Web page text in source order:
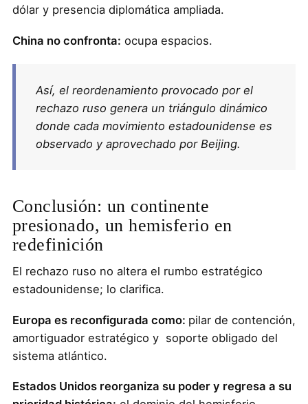
dólar y presencia diplomática ampliada.
China no confronta: ocupa espacios.
Así, el reordenamiento provocado por el
rechazo ruso genera un triángulo dinámico
donde cada movimiento estadounidense es
observado y aprovechado por Beijing.
Conclusión: un continente
presionado, un hemisferio en
redefinición
El rechazo ruso no altera el rumbo estratégico
estadounidense; lo clarifica.
Europa es reconfigurada como: pilar de contención,
amortiguador estratégico y soporte obligado del
sistema atlántico.
Estados Unidos reorganiza su poder y regresa a su